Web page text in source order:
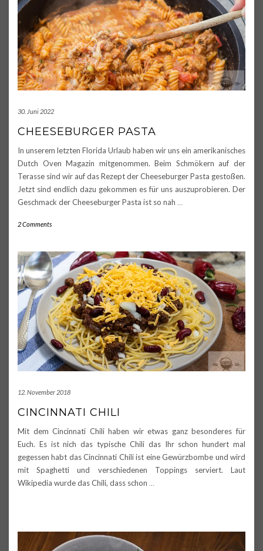
30. Juni 2022
CHEESEBURGER PASTA
In unserem letzten Florida Urlaub haben wir uns ein amerikanisches
Dutch Oven Magazin mitgenommen. Beim Schmökern auf der
Terasse sind wir auf das Rezept der Cheeseburger Pasta gestoßen.
Jetzt sind endlich dazu gekommen es für uns auszuprobieren. Der
Geschmack der Cheeseburger Pasta ist so nah …
2 Comments
12. November 2018
CINCINNATI CHILI
Mit dem Cincinnati Chili haben wir etwas ganz besonderes für
Euch. Es ist nich das typische Chili das Ihr schon hundert mal
gegessen habt das Cincinnati Chili ist eine Gewürzbombe und wird
mit Spaghetti und verschiedenen Toppings serviert. Laut
Wikipedia wurde das Chili, dass schon …